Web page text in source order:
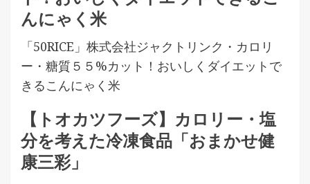
んにゃく米
「50RICE」株式会社ジャクトリンク・カロリ
ー・糖質５５%カット！おいしくダイエットで
きるこんにゃく米
【トオカツフーズ】カロリー・塩
分を考えた冷凍食品「おまかせ健
康三彩」